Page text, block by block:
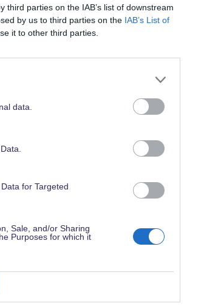
parties on the IAB’s list of downstream
by us to third parties on the IAB’s List of
it to other third parties.
data.
for Targeted
Sale, and/or Sharing
Purposes for which it